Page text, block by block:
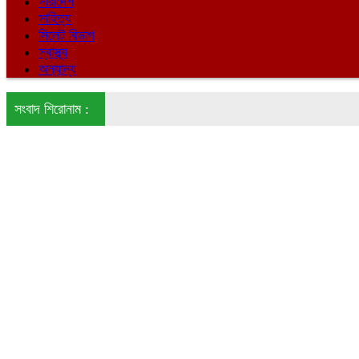
সাহিত্য
সিলেট বিভাগ
স্বাস্থ্য
অন্যান্য
সংবাদ শিরোনাম :